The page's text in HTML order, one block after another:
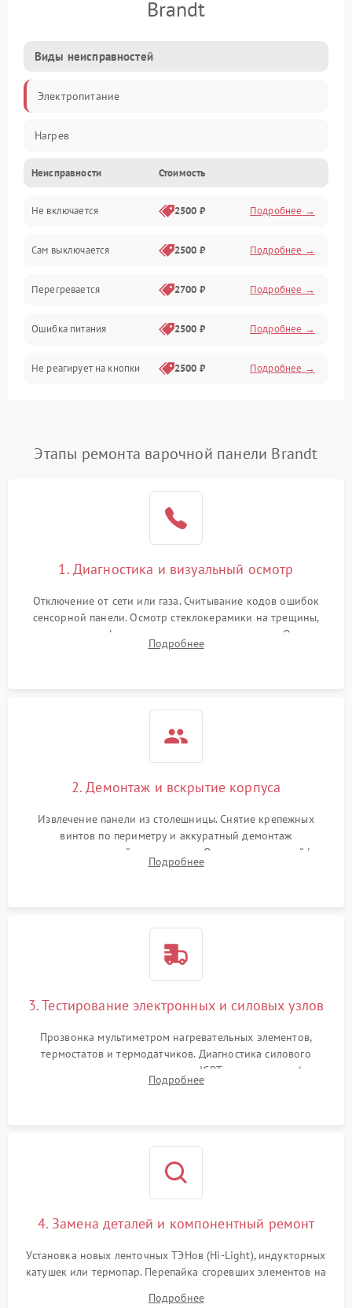
Brandt
Виды неисправностей
Электропитание
Нагрев
Неисправности Стоимость
Не включается 2500 ₽ Подробнее →
Сам выключается 2500 ₽ Подробнее →
Перегревается 2700 ₽ Подробнее →
Ошибка питания 2500 ₽ Подробнее →
Не реагирует на кнопки 2500 ₽ Подробнее →
Этапы ремонта варочной панели Brandt
1. Диагностика и визуальный осмотр
Отключение от сети или газа. Считывание кодов ошибок
сенсорной панели. Осмотр стеклокерамики на трещины,
проверка конфорок на равномерность нагрева. Опрос
клиента о симптомах (не включается, не видит посуду,
Подробнее
2. Демонтаж и вскрытие корпуса
Извлечение панели из столешницы. Снятие крепежных
винтов по периметру и аккуратный демонтаж
стеклокерамической поверхности. Отсоединение шлейфов
сенсорного блока для доступа к силовым платам, катушкам
Подробнее
3. Тестирование электронных и силовых узлов
Прозвонка мультиметром нагревательных элементов,
термостатов и термодатчиков. Диагностика силового
модуля, реле, диодных мостов и IGBT-транзисторов (для
индукции). Проверка кранов и газ-контроля (для газовых
Подробнее
4. Замена деталей и компонентный ремонт
Установка новых ленточных ТЭНов (Hi-Light), индукторных
катушек или термопар. Перепайка сгоревших элементов на
Подробнее